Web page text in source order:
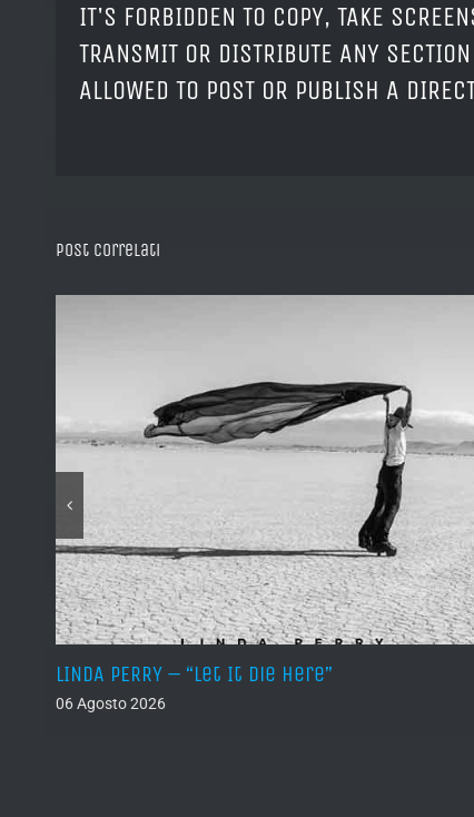
IT'S FORBIDDEN TO COPY, TAKE
TRANSMIT OR DISTRIBUTE ANY
ALLOWED TO POST OR PUBLISH A
Post correlati
LINDA PERRY – “Let It Die Here”
06 Agosto 2026